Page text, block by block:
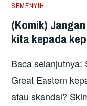
SEMENYIH
(Komik)
kita kepada
Baca selanjutnya:
Great Eastern
atau skandal?